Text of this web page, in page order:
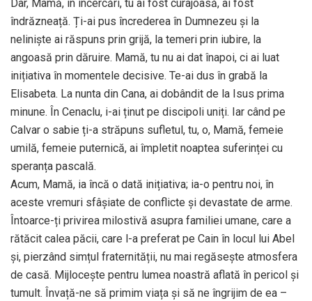
Dar, Mamă, în încercări, tu ai fost curajoasă, ai fost
îndrăzneață. Ți-ai pus încrederea în Dumnezeu și la
neliniște ai răspuns prin grijă, la temeri prin iubire, la
angoasă prin dăruire. Mamă, tu nu ai dat înapoi, ci ai luat
inițiativa în momentele decisive. Te-ai dus în grabă la
Elisabeta. La nunta din Cana, ai dobândit de la Isus prima
minune. În Cenaclu, i-ai ținut pe discipoli uniți. Iar când pe
Calvar o sabie ți-a străpuns sufletul, tu, o, Mamă, femeie
umilă, femeie puternică, ai împletit noaptea suferinței cu
speranța pascală.
Acum, Mamă, ia încă o dată inițiativa; ia-o pentru noi, în
aceste vremuri sfâșiate de conflicte și devastate de arme.
Întoarce-ți privirea milostivă asupra familiei umane, care a
rătăcit calea păcii, care l-a preferat pe Cain în locul lui Abel
și, pierzând simțul fraternității, nu mai regăsește atmosfera
de casă. Mijlocește pentru lumea noastră aflată în pericol și
tumult. Învață-ne să primim viața și să ne îngrijim de ea –